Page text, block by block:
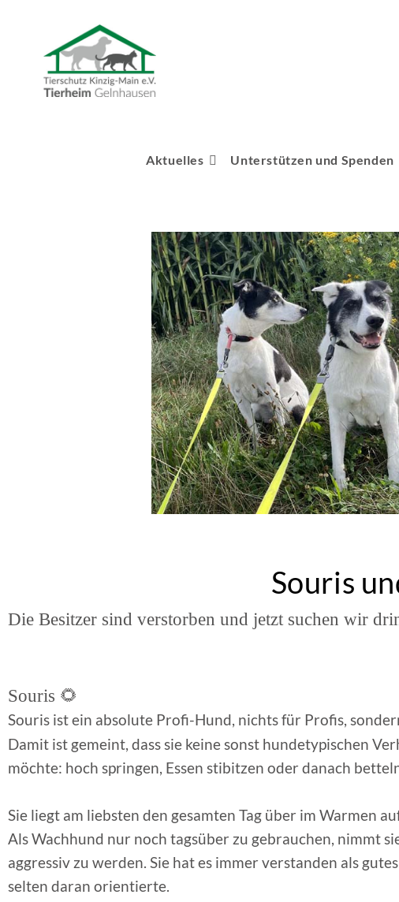
Aktuelles Unterstützen und Spenden
Souris
Die Besitzer sind verstorben und jetzt suchen wir
Souris 🌻
Souris ist ein absolute Profi-Hund, nichts für Profis,
Damit ist gemeint, dass sie keine sonst hundetypischen
möchte: hoch springen, Essen stibitzen oder danach
Sie liegt am liebsten den gesamten Tag über im Warmen
Als Wachhund nur noch tagsüber zu gebrauchen, nimmt
aggressiv zu werden. Sie hat es immer verstanden als
selten daran orientierte.